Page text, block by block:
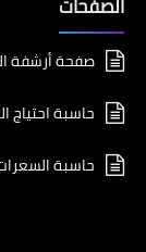
صفحة أرشفة
حاسبة احتياج
حاسبة السعرات